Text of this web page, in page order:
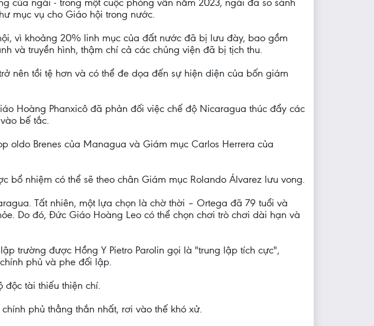
của ngài - trong một cuộc phỏng vấn năm 2023, ngài đã so sánh
mục vụ cho Giáo hội trong nước.
vì khoảng 20% linh mục của đất nước đã bị lưu đày, bao gồm
và truyền hình, thậm chí cả các chủng viện đã bị tịch thu.
nên tồi tệ hơn và có thể đe dọa đến sự hiện diện của bốn giám
Hoàng Phanxicô đã phản đối việc chế độ Nicaragua thúc đẩy các
bế tắc.
oldo Brenes của Managua và Giám mục Carlos Herrera của
nhiệm có thể sẽ theo chân Giám mục Rolando Álvarez lưu vong.
Tất nhiên, một lựa chọn là chờ thời – Ortega đã 79 tuổi và
Do đó, Đức Giáo Hoàng Leo có thể chọn chơi trò chơi dài hạn và
trường được Hồng Y Pietro Parolin gọi là "trung lập tích cực",
phủ và phe đối lập.
độc tài thiếu thiện chí.
phủ thẳng thắn nhất, rơi vào thế khó xử.